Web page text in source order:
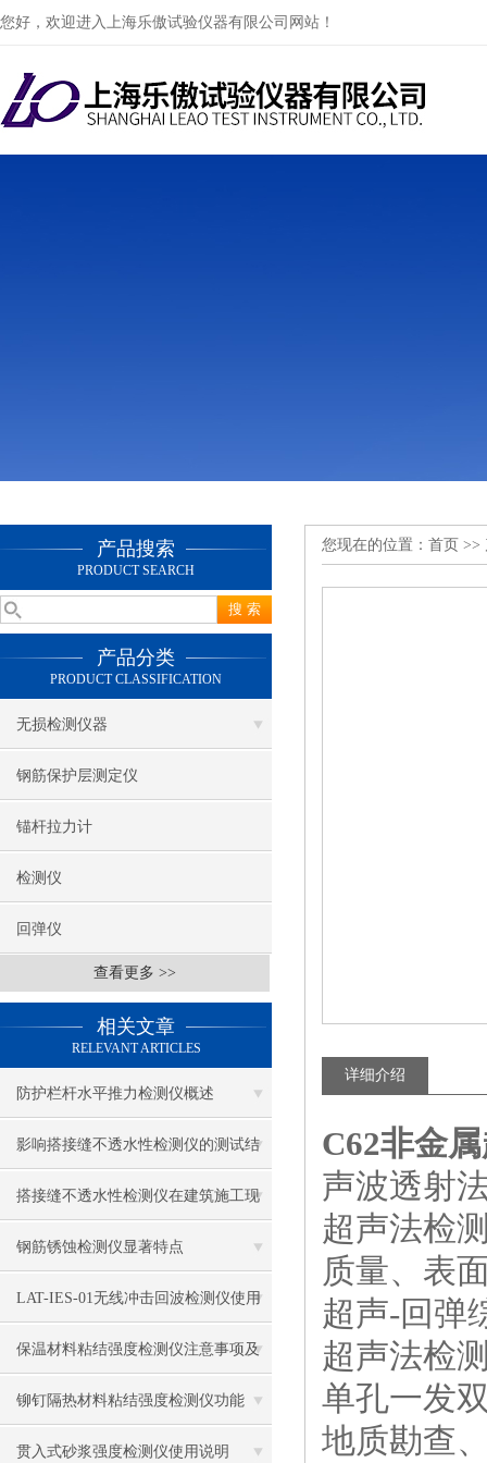
您好，欢迎进入上海乐傲试验仪器有限公司网站！
产品搜索
PRODUCT SEARCH
产品分类
PRODUCT CLASSIFICATION
无损检测仪器
钢筋保护层测定仪
锚杆拉力计
检测仪
回弹仪
查看更多 >>
相关文章
RELEVANT ARTICLES
防护栏杆水平推力检测仪概述
影响搭接缝不透水性检测仪的测试结
果的因素有哪些？
搭接缝不透水性检测仪在建筑施工现
场中的应用
钢筋锈蚀检测仪显著特点
LAT-IES-01无线冲击回波检测仪使用
操作方法
保温材料粘结强度检测仪注意事项及
保养
铆钉隔热材料粘结强度检测仪功能
贯入式砂浆强度检测仪使用说明
您现在的位置： 首页 >>
详细介绍
C62非金
声波透射
超声法检
质量、表
超声-回弹
超声法检
单孔一发
地质勘查